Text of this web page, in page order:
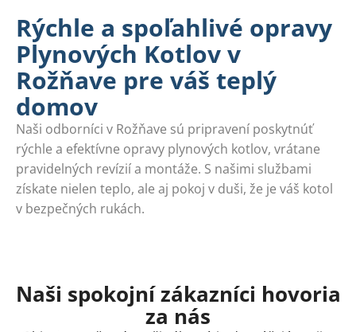
Rýchle a spoľahlivé opravy
Plynových Kotlov v
Rožňave pre váš teplý
domov
Naši odborníci v Rožňave sú pripravení poskytnúť
rýchle a efektívne opravy plynových kotlov, vrátane
pravidelných revízií a montáže. S našimi službami
získate nielen teplo, ale aj pokoj v duši, že je váš kotol
v bezpečných rukách.
Naši spokojní zákazníci hovoria
za nás